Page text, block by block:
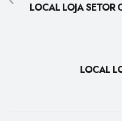
LOCAL LOJA SETOR
LOCAL